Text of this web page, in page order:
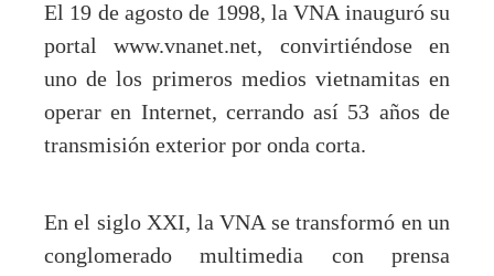
El 19 de agosto de 1998, la VNA inauguró su
portal www.vnanet.net, convirtiéndose en
uno de los primeros medios vietnamitas en
operar en Internet, cerrando así 53 años de
transmisión exterior por onda corta.
En el siglo XXI, la VNA se transformó en un
conglomerado multimedia con prensa